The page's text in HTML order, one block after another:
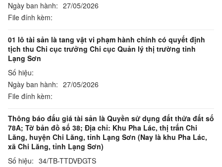
Ngày ban hành: 27/05/2026
File đính kèm:
01 lô tài sản là tang vật vi phạm hành chính có quyết định
tịch thu Chi cục trưởng Chi cục Quản lý thị trường tinh
Lạng Sơn
Số hiệu:
Ngày ban hành: 27/05/2026
File đính kèm:
Thông báo đấu giá tài sản là Quyền sử dụng đất thửa đất số
78A; Tờ bản đồ số 38; Địa chỉ: Khu Pha Lác, thị trấn Chi
Lăng, huyện Chi Lăng, tỉnh Lạng Sơn (Nay là khu Pha Lác,
xã Chi Lăng, tỉnh Lạng Sơn)
Số hiệu: 34/TB-TTDVĐGTS